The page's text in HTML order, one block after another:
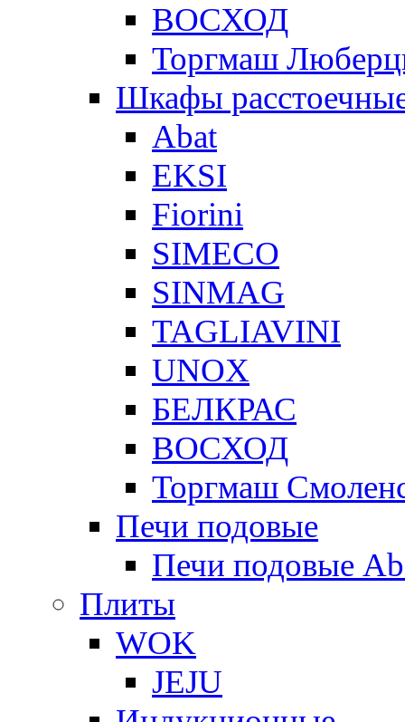
ВОСХОД
Торгмаш
Шкафы
Abat
EKSI
Fiorini
SIMECO
SINMAG
TAGLIAVINI
UNOX
БЕЛКРАС
ВОСХОД
Торгмаш
Печи подовые
Печи подовые
Плиты
WOK
JEJU